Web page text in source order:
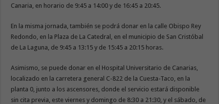
Canaria, en horario de 9:45 a 14:00 y de 16:45 a 20:45.
En la misma jornada, también se podrá donar en la calle Obispo Rey
Redondo, en la Plaza de La Catedral, en el municipio de San Cristóbal
de La Laguna, de 9:45 a 13:15 y de 15:45 a 20:15 horas.
Asimismo, se puede donar en el Hospital Universitario de Canarias,
localizado en la carretera general C-822 de la Cuesta-Taco, en la
planta 0, junto a los ascensores, donde el servicio estará disponible
sin cita previa, este viernes y domingo de 8:30 a 21:30, y el sábado, de